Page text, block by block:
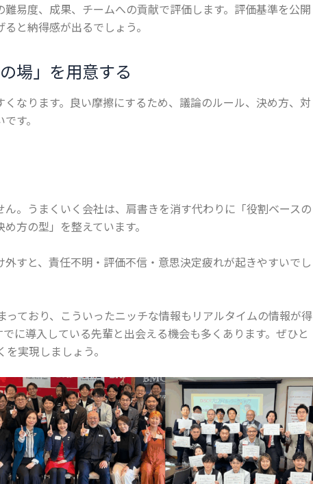
易度、成果、チームへの貢献で評価します。評価基準を公開
と納得感が出るでしょう。
場」を用意する
なります。良い摩擦にするため、議論のルール、決め方、対
す。
。うまくいく会社は、肩書きを消す代わりに「役割ベースの
方の型」を整えています。
すと、責任不明・評価不信・意思決定疲れが起きやすいでし
っており、こういったニッチな情報もリアルタイムの情報が得
に導入している先輩と出会える機会も多くあります。ぜひと
実現しましょう。